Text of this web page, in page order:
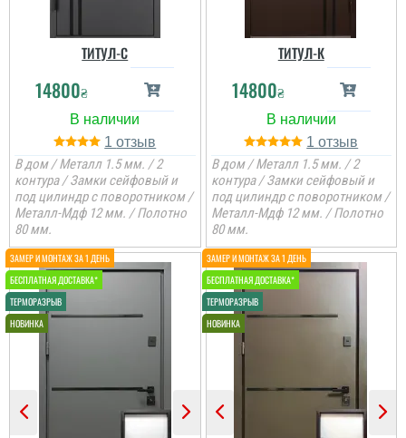
ТИТУЛ-C
14800₴
1
В дом / Металл 1.5 мм. / 2
контура / Замки сейфовый и
под цилиндр с поворотником /
Металл-Мдф 12 мм. / Полотно
80 мм.
ТИТУЛ-К
14800₴
1
В дом / Металл 1.5 мм. / 2
контура / Замки сейфовый и
под цилиндр с поворотником /
Металл-Мдф 12 мм. / Полотно
80 мм.